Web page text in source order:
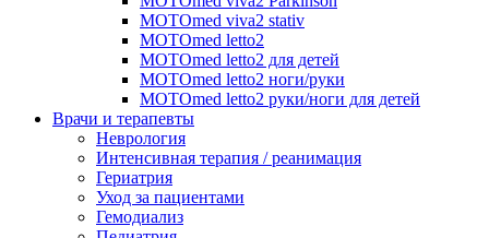
MOTOmed viva2 stativ
MOTOmed letto2
MOTOmed letto2 для детей
MOTOmed letto2 ноги/руки
MOTOmed letto2 руки/ноги для детей
Врачи и терапевты
Неврология
Интенсивная терапия / реанимация
Гериатрия
Уход за пациентами
Гемодиализ